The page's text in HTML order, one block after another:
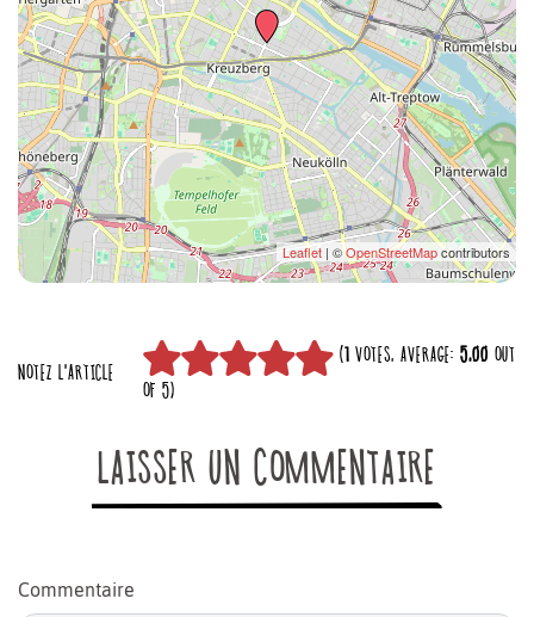
Leaflet | ©OpenStreetMapcontributors
NOTEZ L'ARTICLE
(1VOTES, AVERAGE: 5,00 OUT
OF 5)
LAISSER UN COMMENTAIRE
Commentaire